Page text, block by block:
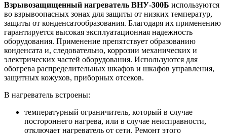
Взрывозащищенный нагреватель ВНУ-300Б используются
во взрывоопасных зонах для защиты от низких температур,
защиты от конденсатообразования. Благодаря их применению
гарантируется высокая эксплуатационная надежность
оборудования. Применение препятствует образованию
конденсата и, следовательно, коррозии механических и
электрических частей оборудования. Используются для
обогрева распределительных шкафов и шкафов управления,
защитных кожухов, приборных отсеков.
В нагреватель встроены:
температурный ограничитель, который в случае
постороннего нагрева, или в случае неисправности,
отключает нагреватель от сети. Ремонт этого